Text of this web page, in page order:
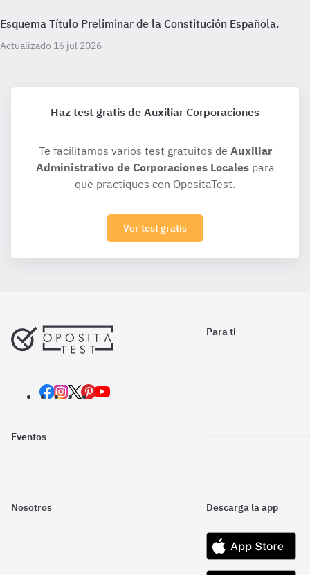
Esquema Título Preliminar de la Constitución Española.
Actualizado 16 jul 2026
Haz test gratis de Auxiliar Corporaciones
Te facilitamos varios test gratuitos de Auxiliar
Administrativo de Corporaciones Localespara
que practiques con OpositaTest.
Ver test gratis
Para ti
Eventos
Nosotros Descarga la app